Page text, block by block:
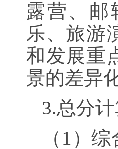
露营、邮
乐、旅游
和发展重
景的差异化
3.总分计
（1）